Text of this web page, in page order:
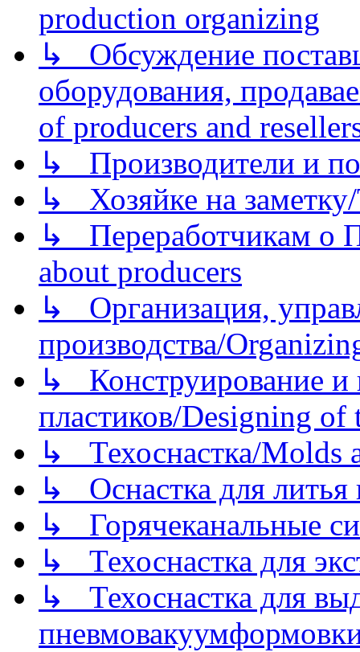
production organizing
↳ Обсуждение
оборудования,
of producers and
↳ Производители и
↳ Хозяйке на
↳ Переработчикам о
about producers
↳ Организация,
производства/
↳ Конструирование и
пластиков/Designing of
↳ Техоснастка/Molds
↳ Оснастка для литья
↳ Горячеканальные
↳ Техоснастка для
↳ Техоснастка для